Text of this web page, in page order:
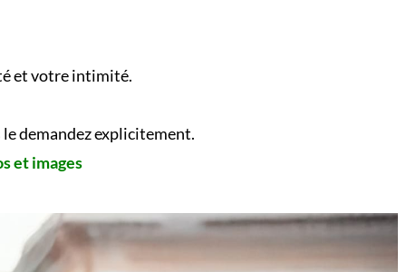
et votre intimité.
demandez explicitement.
et images